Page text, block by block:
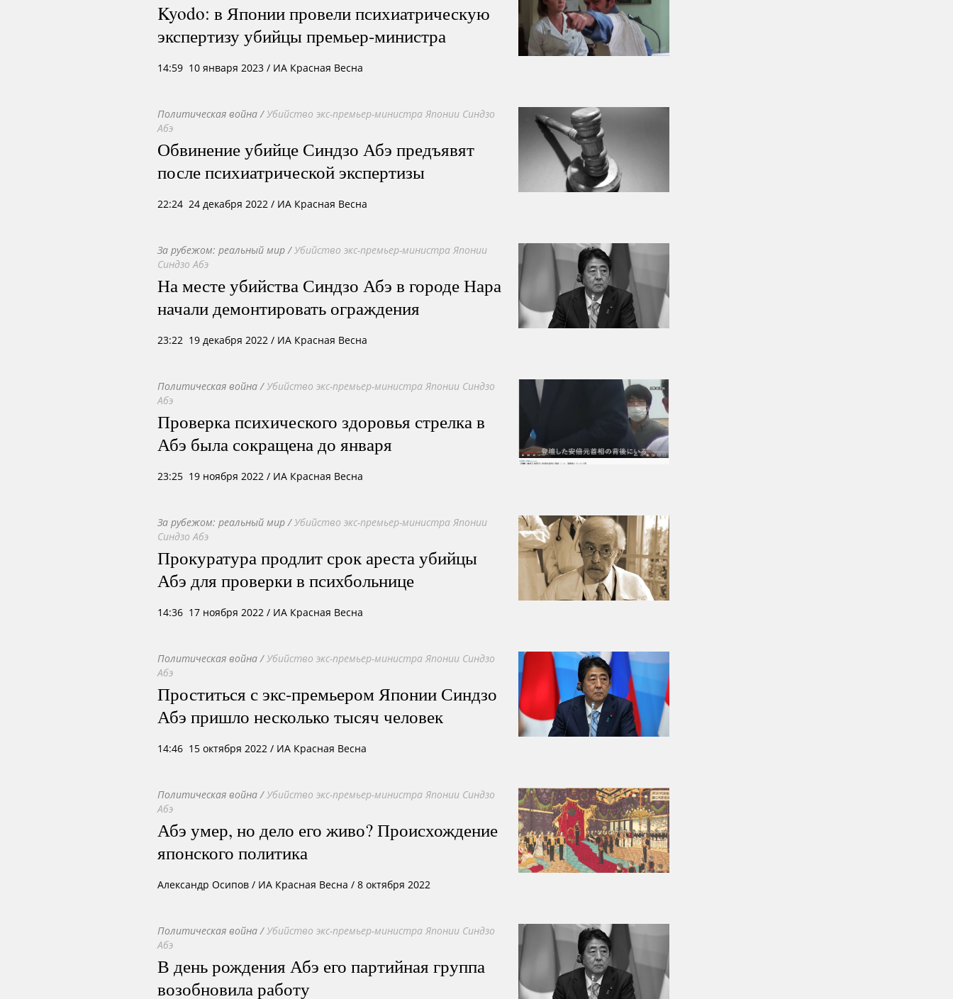
Kyodo: в Японии провели психиатрическую
экспертизу убийцы премьер-министра
14:59 10 января 2023 / ИА Красная Весна
Политическая война /Убийство экс-премьер-министра Японии Синдзо
Абэ
Обвинение убийце Синдзо Абэ предъявят
после психиатрической экспертизы
22:24 24 декабря 2022 / ИА Красная Весна
За рубежом: реальный мир /Убийство экс-премьер-министра Японии
Синдзо Абэ
На месте убийства Синдзо Абэ в городе Нара
начали демонтировать ограждения
23:22 19 декабря 2022 / ИА Красная Весна
Политическая война /Убийство экс-премьер-министра Японии Синдзо
Абэ
Проверка психического здоровья стрелка в
Абэ была сокращена до января
23:25 19 ноября 2022 / ИА Красная Весна
За рубежом: реальный мир /Убийство экс-премьер-министра Японии
Синдзо Абэ
Прокуратура продлит срок ареста убийцы
Абэ для проверки в психбольнице
14:36 17 ноября 2022 / ИА Красная Весна
Политическая война /Убийство экс-премьер-министра Японии Синдзо
Абэ
Проститься с экс-премьером Японии Синдзо
Абэ пришло несколько тысяч человек
14:46 15 октября 2022 / ИА Красная Весна
Политическая война /Убийство экс-премьер-министра Японии Синдзо
Абэ
Абэ умер, но дело его живо? Происхождение
японского политика
Александр Осипов / ИА Красная Весна / 8 октября 2022
Политическая война /Убийство экс-премьер-министра Японии Синдзо
Абэ
В день рождения Абэ его партийная группа
возобновила работу